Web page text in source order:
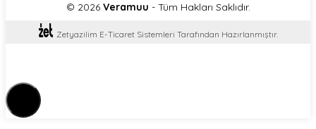
© 2026 Veramuu - Tüm Hakları Saklıdır.
Zetyazilim E-Ticaret Sistemleri Tarafından Hazırlanmıştır.